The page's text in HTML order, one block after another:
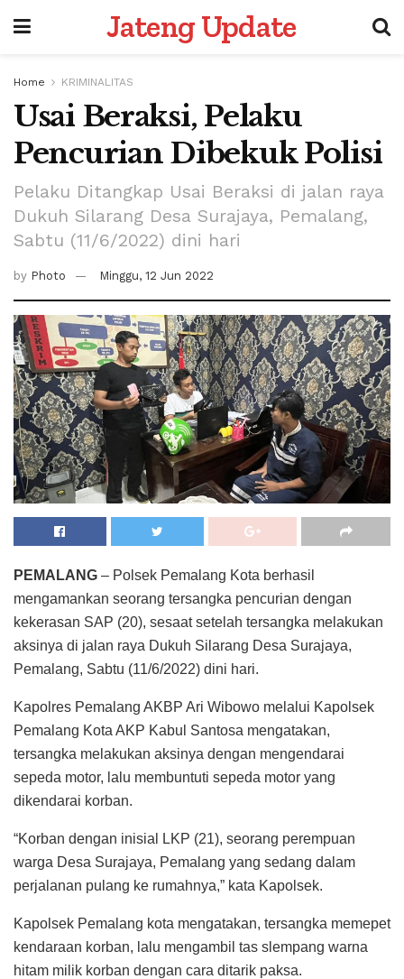
Jateng Update
Home KRIMINALITAS
Usai Beraksi, Pelaku
Pencurian Dibekuk Polisi
Pelaku Ditangkap Usai Beraksi di jalan raya
Dukuh Silarang Desa Surajaya, Pemalang,
Sabtu (11/6/2022) dini hari
by Photo Minggu, 12 Jun 2022
PEMALANG – Polsek Pemalang Kota berhasil
mengamankan seorang tersangka pencurian dengan
kekerasan SAP (20), sesaat setelah tersangka melakukan
aksinya di jalan raya Dukuh Silarang Desa Surajaya,
Pemalang, Sabtu (11/6/2022) dini hari.
Kapolres Pemalang AKBP Ari Wibowo melalui Kapolsek
Pemalang Kota AKP Kabul Santosa mengatakan,
tersangka melakukan aksinya dengan mengendarai
sepeda motor, lalu membuntuti sepeda motor yang
dikendarai korban.
“Korban dengan inisial LKP (21), seorang perempuan
warga Desa Surajaya, Pemalang yang sedang dalam
perjalanan pulang ke rumahnya,” kata Kapolsek.
Kapolsek Pemalang kota mengatakan, tersangka memepet
kendaraan korban, lalu mengambil tas slempang warna
hitam milik korban dengan cara ditarik paksa.